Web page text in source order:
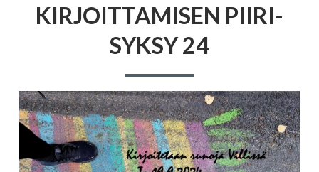
KIRJOITTAMISEN PIIRI-
SYKSY 24